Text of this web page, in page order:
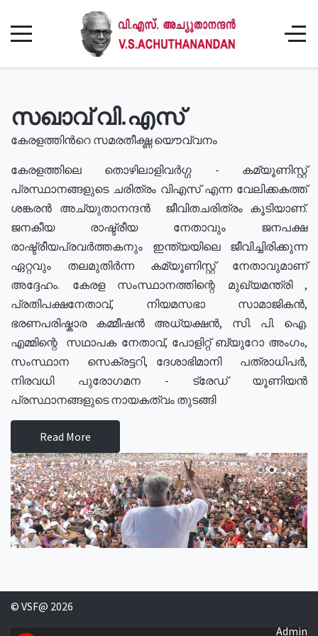
സഖാവ് വി.എസ്
കേരളത്തിൻറെ സമരതീക്ഷ്ണ യൌവ്വനം
കേരളത്തിലെ തൊഴിലാളിവർഗ്ഗ - കമ്യൂണിസ്റ്റ്
പ്രസ്ഥാനങ്ങളുടെ ചരിത്രം വിഎസ് എന്ന വേലിക്കകത്ത്
ശങ്കരൻ അച്യുതാനന്ദൻ ജീവിതചരിത്രം കൂടിയാണ്.
ജനകീയ രാഷ്ട്രീയ നേതാവും ജനപക്ഷ
രാഷ്ട്രീയപ്രവർത്തകനും ഇന്ത്യയിലെ ജീവിച്ചിരിക്കുന്ന
ഏറ്റവും തലമുതിർന്ന കമ്യൂണിസ്റ്റ് നേതാവുമാണ്
അദ്ദേഹം. കേരള സംസ്ഥാനത്തിന്റെ മുഖ്യമന്ത്രി ,
പ്രതിപക്ഷനേതാവ്, നിയമസഭാ സാമാജികൻ,
ഭരണപരിഷ്കാര കമ്മീഷൻ അധ്യക്ഷൻ, സി. പി. ഐ.
എമ്മിന്റെ സഥാപക നേതാവ്, പോളിറ്റ് ബ്യുറോ അംഗം,
സംസ്ഥാന സെക്രട്ടറി, ദേശാഭിമാനി പത്രാധിപർ,
നിരവധി പുരോഗമന - ട്രേഡ് യൂണിയൻ
പ്രസ്ഥാനങ്ങളുടെ നായകത്വം തുടങ്ങി
Read More
© VSF@ 2026
Admin